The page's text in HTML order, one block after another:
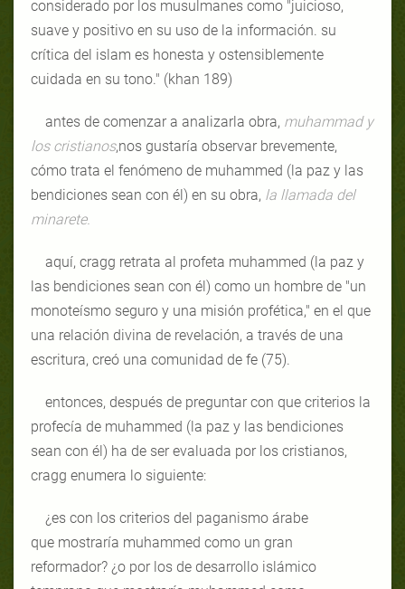
considerado por los musulmanes como "juicioso,
suave y positivo en su uso de la información. su
crítica del islam es honesta y ostensiblemente
cuidada en su tono." (khan 189)
antes de comenzar a analizarla obra, muhammad y
los cristianos,nos gustaría observar brevemente,
cómo trata el fenómeno de muhammed (la paz y las
bendiciones sean con él) en su obra, la llamada del
minarete.
aquí, cragg retrata al profeta muhammed (la paz y
las bendiciones sean con él) como un hombre de "un
monoteísmo seguro y una misión profética," en el que
una relación divina de revelación, a través de una
escritura, creó una comunidad de fe (75).
entonces, después de preguntar con que criterios la
profecía de muhammed (la paz y las bendiciones
sean con él) ha de ser evaluada por los cristianos,
cragg enumera lo siguiente:
¿es con los criterios del paganismo árabe
que mostraría muhammed como un gran
reformador? ¿o por los de desarrollo islámico